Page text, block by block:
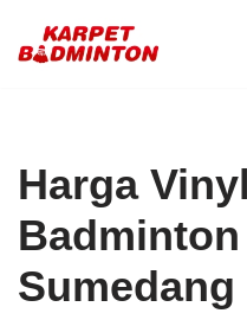
Skip
Harga
Sumedang